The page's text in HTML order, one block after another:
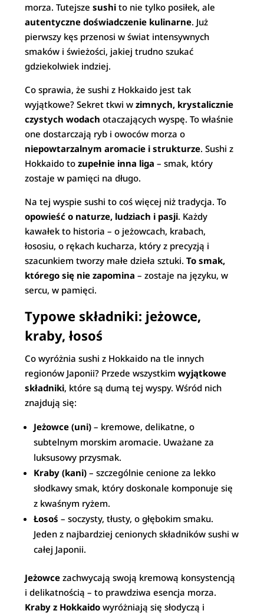
morza. Tutejszesushi to nie tylko posiłek, ale
autentyczne doświadczenie kulinarne. Już
pierwszy kęs przenosi w świat intensywnych
smaków i świeżości, jakiej trudno szukać
gdziekolwiek indziej.
Co sprawia, że sushi z Hokkaido jest tak
wyjątkowe? Sekret tkwi wzimnych, krystalicznie
czystych wodach otaczających wyspę. To właśnie
one dostarczają ryb i owoców morza o
niepowtarzalnym aromacie i strukturze. Sushi z
Hokkaido tozupełnie inna liga – smak, który
zostaje w pamięci na długo.
Na tej wyspie sushi to coś więcej niż tradycja. To
opowieść o naturze, ludziach i pasji. Każdy
kawałek to historia – o jeżowcach, krabach,
łososiu, o rękach kucharza, który z precyzją i
szacunkiem tworzy małe dzieła sztuki.To smak,
którego się nie zapomina – zostaje na języku, w
sercu, w pamięci.
Typowe składniki: jeżowce,
kraby, łosoś
Co wyróżnia sushi z Hokkaido na tle innych
regionów Japonii? Przede wszystkimwyjątkowe
składniki, które są dumą tej wyspy. Wśród nich
znajdują się:
Jeżowce (uni) – kremowe, delikatne, o
subtelnym morskim aromacie. Uważane za
luksusowy przysmak.
Kraby (kani) – szczególnie cenione za lekko
słodkawy smak, który doskonale komponuje się
z kwaśnym ryżem.
Łosoś – soczysty, tłusty, o głębokim smaku.
Jeden z najbardziej cenionych składników sushi w
całej Japonii.
Jeżowce zachwycają swoją kremową konsystencją
i delikatnością – to prawdziwa esencja morza.
Kraby z Hokkaido wyróżniają się słodyczą i